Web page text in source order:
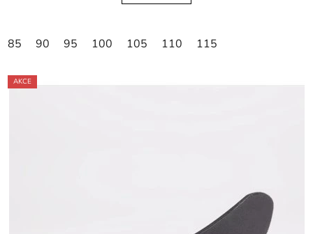
85 90 95 100 105 110 115
AKCE